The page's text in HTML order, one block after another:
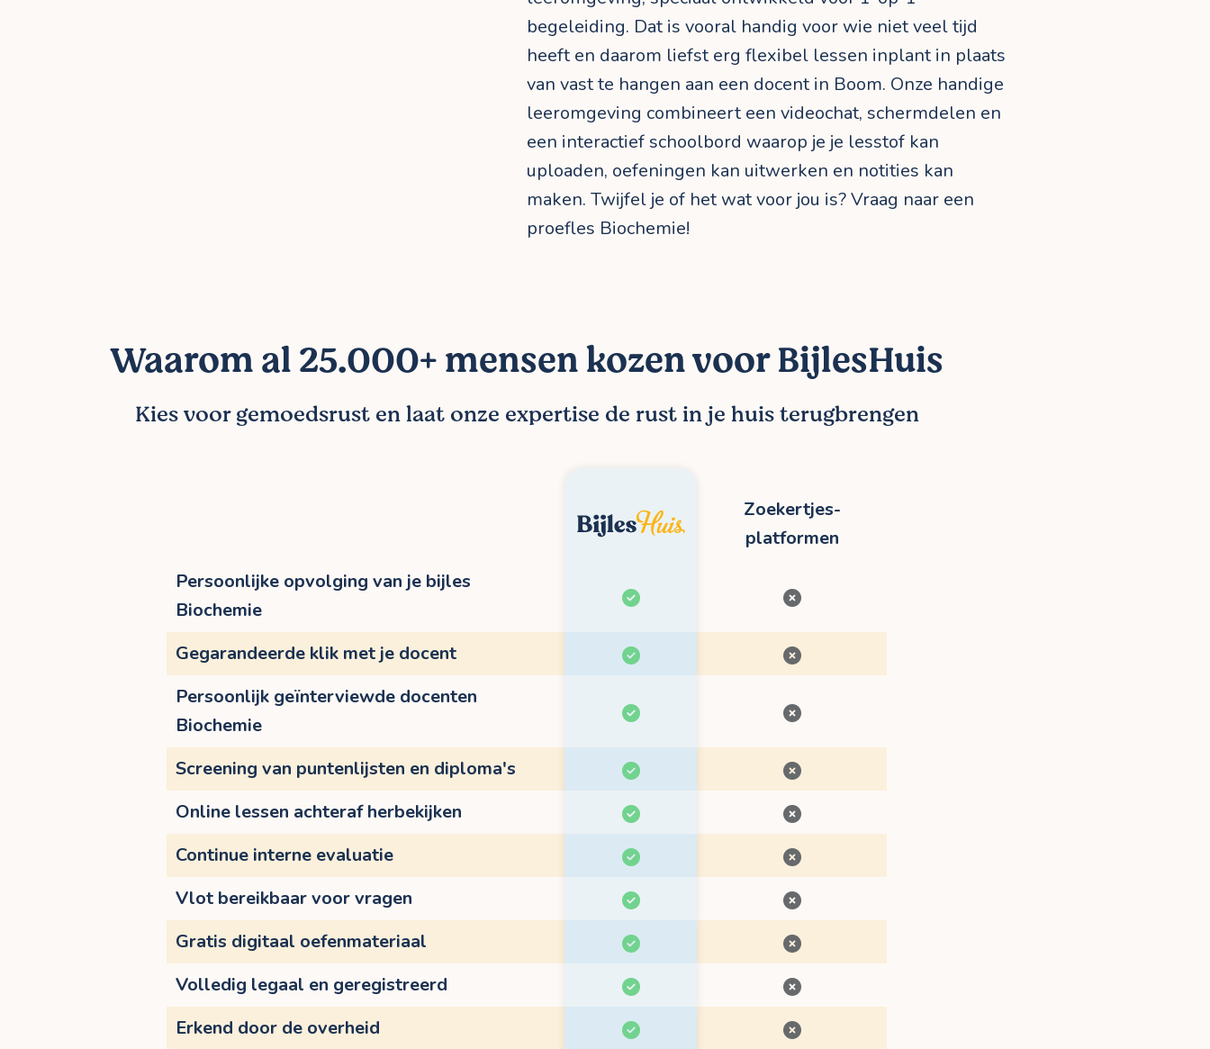
begeleiding. Dat is vooral handig voor wie niet veel tijd
heeft en daarom liefst erg flexibel lessen inplant in plaats
van vast te hangen aan een docent in Boom. Onze handige
leeromgeving combineert een videochat, schermdelen en
een interactief schoolbord waarop je je lesstof kan
uploaden, oefeningen kan uitwerken en notities kan
maken. Twijfel je of het wat voor jou is? Vraag naar een
proefles Biochemie!
Waarom al 25.000+ mensen kozen voor BijlesHuis
Kies voor gemoedsrust en laat onze expertise de rust in je huis terugbrengen
Zoekertjes-
platformen
Persoonlijke opvolging van je bijles
Biochemie
Gegarandeerde klik met je docent
Persoonlijk geïnterviewde docenten
Biochemie
Screening van puntenlijsten en diploma's
Online lessen achteraf herbekijken
Continue interne evaluatie
Vlot bereikbaar voor vragen
Gratis digitaal oefenmateriaal
Volledig legaal en geregistreerd
Erkend door de overheid